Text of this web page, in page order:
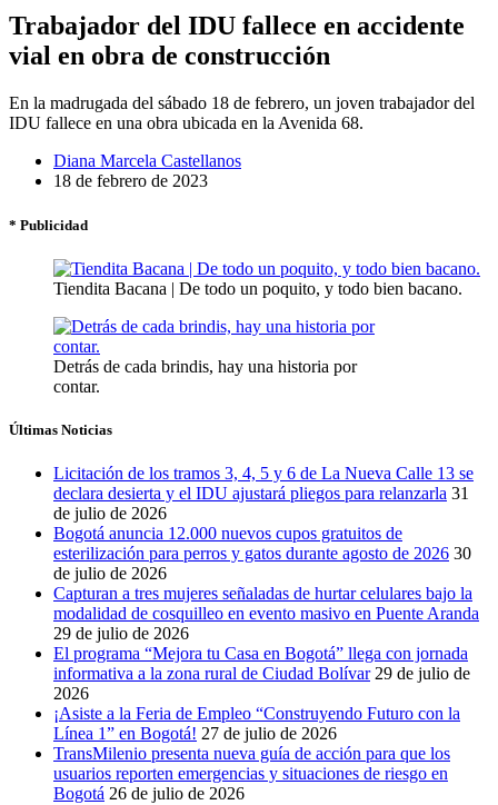
Trabajador del IDU fallece en accidente
vial en obra de construcción
En la madrugada del sábado 18 de febrero, un joven trabajador del
IDU fallece en una obra ubicada en la Avenida 68.
Diana Marcela Castellanos
18 de febrero de 2023
* Publicidad
Tiendita Bacana | De todo un poquito, y todo bien bacano.
Detrás de cada brindis, hay una historia por
contar.
Últimas Noticias
Licitación de los tramos 3, 4, 5 y 6 de La Nueva Calle 13 se
declara desierta y el IDU ajustará pliegos para relanzarla 31
de julio de 2026
Bogotá anuncia 12.000 nuevos cupos gratuitos de
esterilización para perros y gatos durante agosto de 2026 30
de julio de 2026
Capturan a tres mujeres señaladas de hurtar celulares bajo la
modalidad de cosquilleo en evento masivo en Puente Aranda
29 de julio de 2026
El programa “Mejora tu Casa en Bogotá” llega con jornada
informativa a la zona rural de Ciudad Bolívar 29 de julio de
2026
¡Asiste a la Feria de Empleo “Construyendo Futuro con la
Línea 1” en Bogotá! 27 de julio de 2026
TransMilenio presenta nueva guía de acción para que los
usuarios reporten emergencias y situaciones de riesgo en
Bogotá 26 de julio de 2026